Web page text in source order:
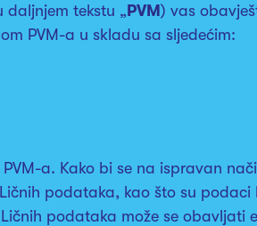
daljnjem tekstu „PVM) vas
PVM-a u skladu sa sljedećim:
a. Kako bi se na ispravan
podataka, kao što su podaci
podataka može se obavljati